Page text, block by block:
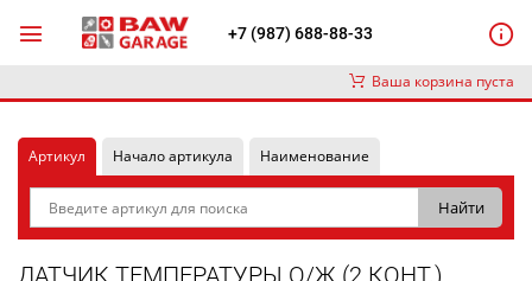
+7 (987) 688-88-33
Ваша корзина пуста
Артикул Начало артикула Наименование
ДАТЧИК ТЕМПЕРАТУРЫ О/Ж (2 КОНТ.)